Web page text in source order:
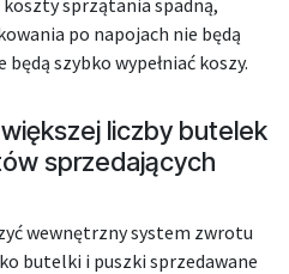
sprzątania spadną,
po napojach nie będą
będą szybko wypełniać koszy.
liczby butelek
sprzedających
wewnętrzny system zwrotu
butelki i puszki sprzedawane